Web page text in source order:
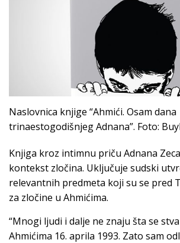
Naslovnica knjige “Ahmići. Osam dana
trinaestogodišnjeg Adnana”. Foto:
Knjiga kroz intimnu priču Adnana
kontekst zločina. Uključuje sudski
relevantnih predmeta koji su se pred
za zločine u Ahmićima.
“Mnogi ljudi i dalje ne znaju šta se
Ahmićima 16. aprila 1993. Zato sam